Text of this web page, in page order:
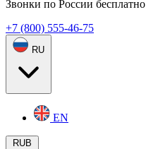
Звонки по России бесплатно
+7 (800) 555-46-75
RU
EN
RUB